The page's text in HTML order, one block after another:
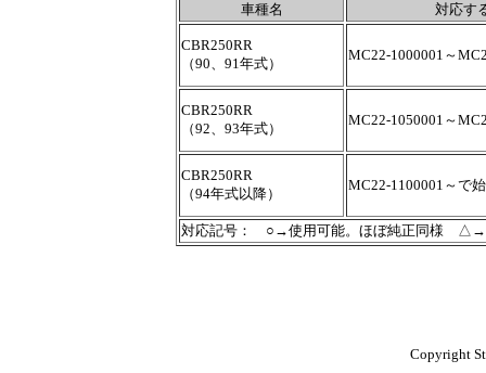
車種名
対応す
CBR250RR
（90、91年式）
MC22-1000001～
CBR250RR
（92、93年式）
MC22-1050001～
CBR250RR
（94年式以降）
MC22-1100001～で
対応記号： ○→使用可能。ほぼ純正同様
Copyright